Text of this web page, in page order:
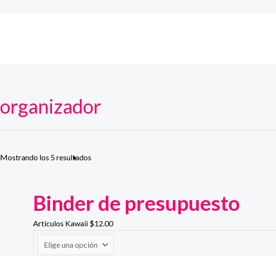
organizador
Mostrando los 5 resultados
Binder de presupuesto
Artículos Kawaii $12.00